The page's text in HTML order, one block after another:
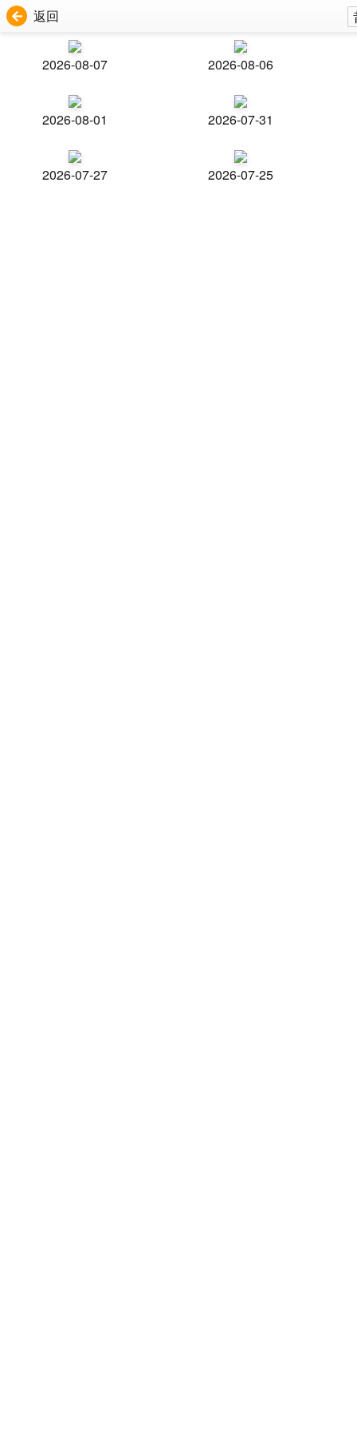
返回
2026-08-07 2026-08-06
2026-08-01 2026-07-31
2026-07-27 2026-07-25